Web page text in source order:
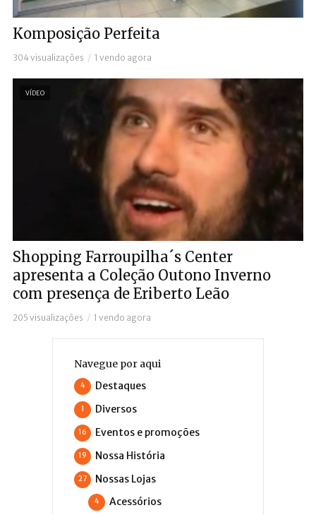
Komposição Perfeita
304 visualizações 1 vendo agora
VÍDEO
Shopping Farroupilha´s Center
apresenta a Coleção Outono Inverno
com presença de Eriberto Leão
205 visualizações 1 vendo agora
Navegue por aqui
Destaques
4
Diversos
1
Eventos e promoções
16
Nossa História
19
Nossas Lojas
27
Acessórios
4